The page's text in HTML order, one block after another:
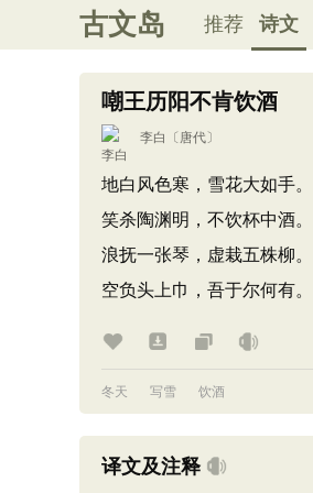
古文岛 推荐 诗文
嘲王历阳不肯饮酒
李白 〔唐代〕
地白风色寒，雪花大如手。
笑杀陶渊明，不饮杯中酒。
浪抚一张琴，虚栽五株柳。
空负头上巾，吾于尔何有。
冬天 写雪 饮酒
译文及注释